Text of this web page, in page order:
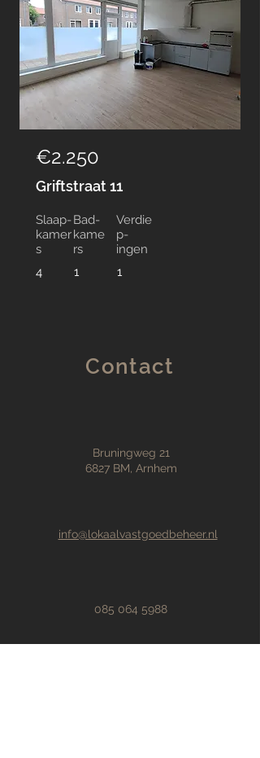
€2.250
Griftstraat 11
Slaap-
kamer
s
4
Bad-
kame
rs
1
Verdie
p-
ingen
1
Contact
Bruningweg 21
6827 BM, Arnhem
info@lokaalvastgoedbeheer.nl
085 064 5988